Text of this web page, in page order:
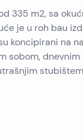
335 m2, sa
je u roh bau
koncipirani na
sobom, dnevnim